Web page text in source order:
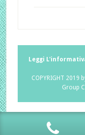
Leggi
COPYRIGHT 2019
Group